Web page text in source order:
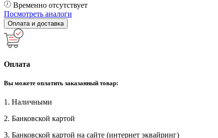
Временно отсутствует
Посмотреть аналоги
Оплата и доставка
Оплата
Вы можете оплатить заказанный товар:
1. Наличными
2. Банковской картой
3. Банковской картой на сайте (интернет эквайринг)